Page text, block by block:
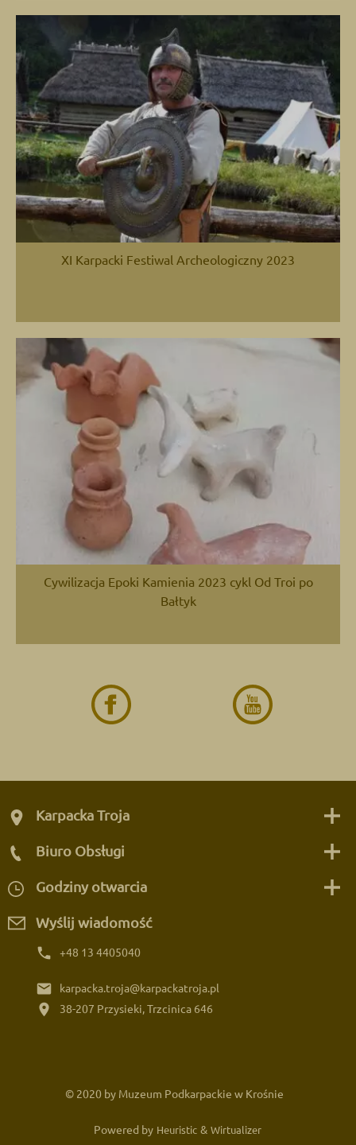
XI Karpacki Festiwal Archeologiczny 2023
Cywilizacja Epoki Kamienia 2023 cykl Od Troi po
Bałtyk
Karpacka Troja
Biuro Obsługi
Godziny otwarcia
Wyślij wiadomość
phone +48 13 4405040
email karpacka.troja@karpackatroja.pl
location_on 38-207 Przysieki, Trzcinica 646
© 2020 by Muzeum Podkarpackie w Krośnie
Powered by Heuristic & Wirtualizer